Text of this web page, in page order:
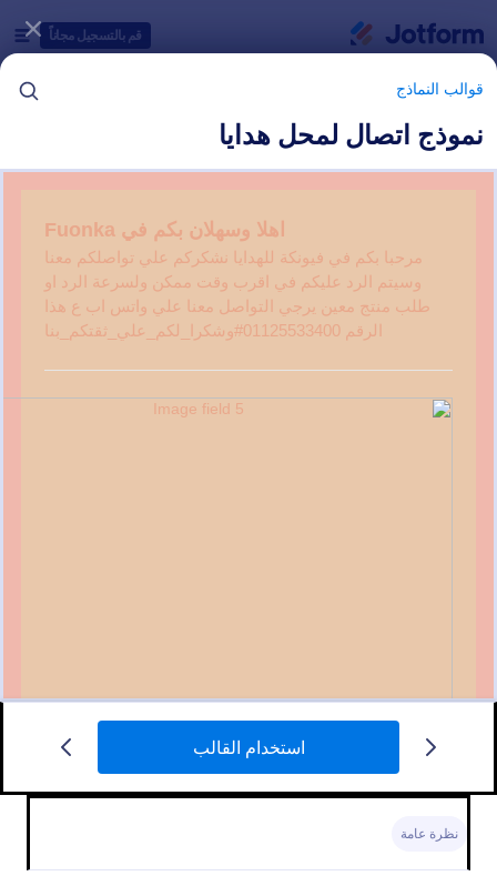
قم بالتسجيل مجاناً
قوالب النماذج
نموذج اتصال لمحل هدايا
استخدام القالب
نظرة عامة
نماذج تقنية المعلومات
استبيان حول قلق الامتحان
فئات قوالب النماذج